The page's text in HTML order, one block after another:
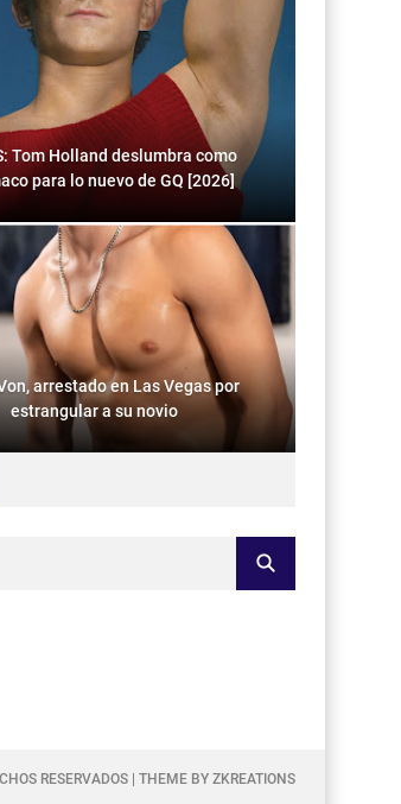
Tom Holland deslumbra como
para lo nuevo de GQ [2026]
arrestado en Las Vegas por
estrangular a su novio
RESERVADOS | THEME BY ZKREATIONS